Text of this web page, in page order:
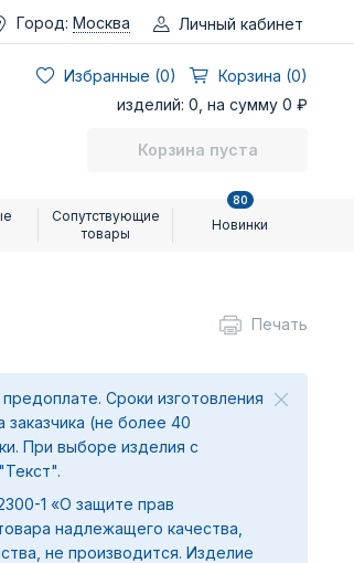
Город: Москва Личный кабинет
Избранные (0)
Корзина (0)
изделий: 0, на сумму 0 ₽
Корзина пуста
Сопутствующие
товары
Новинки
80
Печать
Сроки изготовления
(не более 40
При выборе изделия с
1 «О защите прав
надлежащего качества,
не производится. Изделие